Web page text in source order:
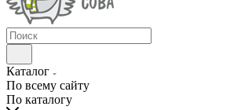
Каталог
По всему сайту
По каталогу